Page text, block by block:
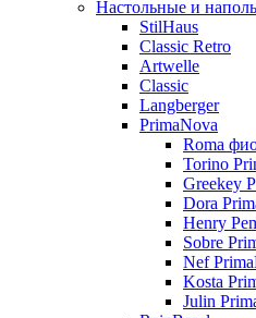
Настольные и
StilHaus
Classic Retro
Artwelle
Classic
Langberger
PrimaNova
Roma
Torino
Greekey
Dora
Henry
Sobre
Nef
Kosta
Julin